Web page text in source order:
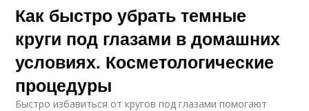
Как быстро убрать темные
круги под глазами в домашних
условиях. Косметологические
процедуры
Быстро избавиться от кругов под глазами помогают